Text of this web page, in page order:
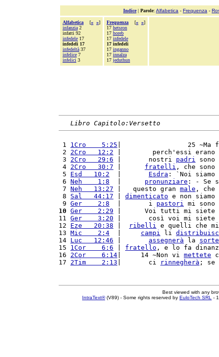
Indice| Parole: Alfabetica - Frequenza -
Alfabetica [« »]
infanzia 2
infatti 92
infedele 17
infedeli 17
infedeltà 37
infelice 7
infelici 3
Frequenza [« »]
17 hetsron
17 horeb
17 infedele
17 infedeli
17 inganno
17 innalza
17 jeduthun
Libro Capitolo:Versetto
1 1Cro    5:25 |                 25 ~Ma
2 2Cro   12:2 |        perch'essi erano
3 2Cro   29:6 |       nostri padri sono
4 2Cro   30:7 fratelli , che sono
5 Esd   10:2 Esdra : `Noi siamo
6 Neh    1:8 pronunziare : - Se
7 Neh   13:27 |   questo gran male ,
8 Sal   44:17 dimenticato e non siamo
9 Ger    2:8
  |       i
pastori mi sono
10 Ger    2:29 |      Voi tutti mi siete
11 Ger    3:20 |       così voi mi siete
12 Eze   20:38 ribelli e quelli che
13 Mic    2:4 campi li
14 Luc   12:46 assegnerà la sorte
15 1Cor    6:6 fratello , e lo fa
16 2Cor    6:14 |     14 ~Non vi mettete
17 2Tim    2:13 |       ci rinnegherà ; se
Best viewed with any
IntraText®(V89) - Some rights reserved by EuloTech SRL -